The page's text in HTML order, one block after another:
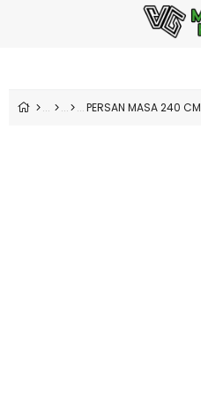
PERSAN MASA 240 CM